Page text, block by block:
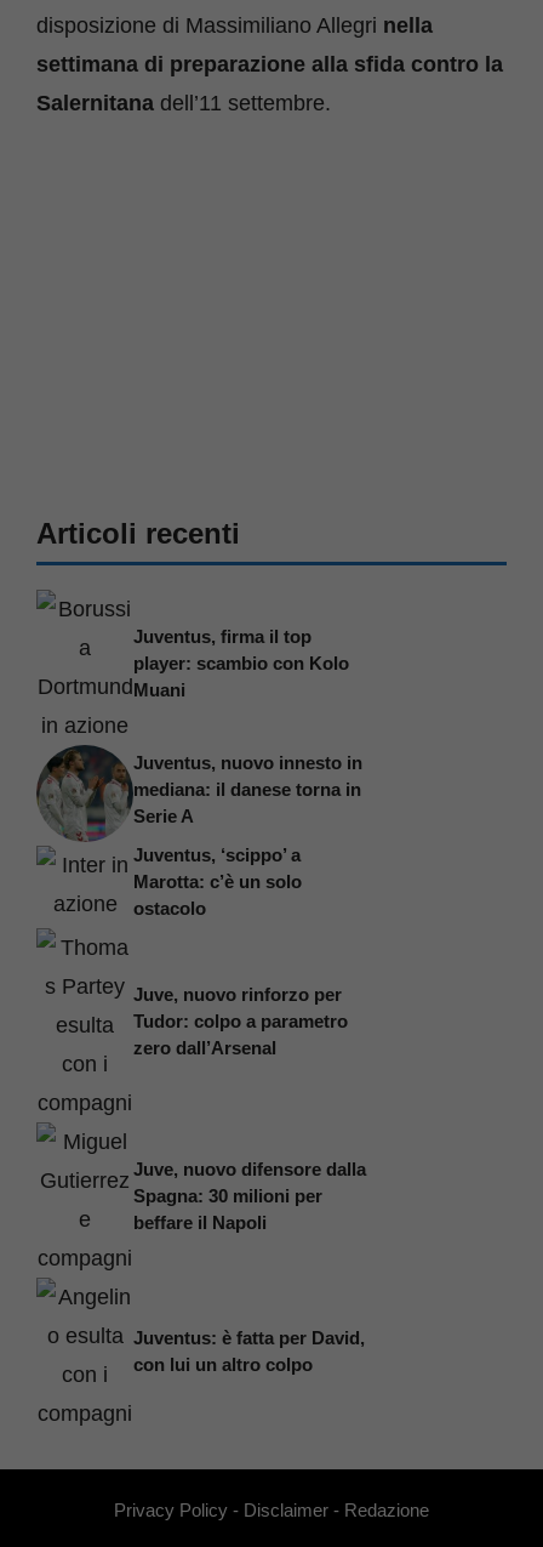
disposizione di Massimiliano Allegri nella
settimana di preparazione alla sfida contro la
Salernitana dell’11 settembre.
Articoli recenti
Juventus, firma il top
player: scambio con Kolo
Muani
Juventus, nuovo innesto in
mediana: il danese torna in
Serie A
Juventus, ‘scippo’ a
Marotta: c’è un solo
ostacolo
Juve, nuovo rinforzo per
Tudor: colpo a parametro
zero dall’Arsenal
Juve, nuovo difensore dalla
Spagna: 30 milioni per
beffare il Napoli
Juventus: è fatta per David,
con lui un altro colpo
Privacy Policy - Disclaimer - Redazione